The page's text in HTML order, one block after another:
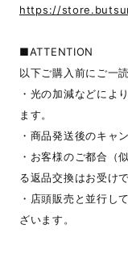
https://
■ATTENTION
以下ご購入前にご一
・光の加減などによ
ます。
・商品発送後のキャ
・お客様のご都合（
る返品交換はお受け
・店頭販売と並行し
ざいます。